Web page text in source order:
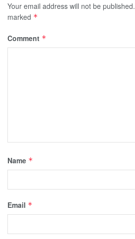
Your email address will not be published.
marked *
Comment *
Name *
Email *